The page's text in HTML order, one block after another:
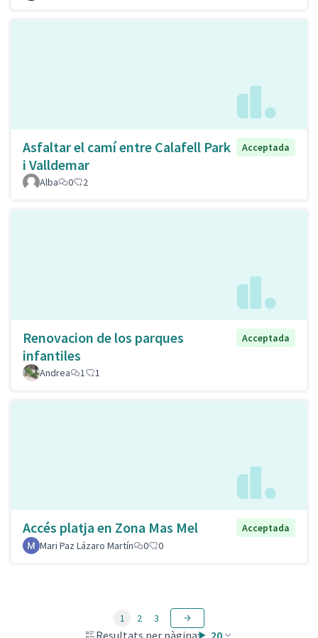
Asfaltar el camí entre Calafell Park
i Valldemar
Acceptada
Alba 0 2
Renovacion de los parques
infantiles
Acceptada
Andrea 1 1
Accés platja en Zona Mas Mel
Acceptada
Mari Paz Lázaro Martín
0 0
1 2 3